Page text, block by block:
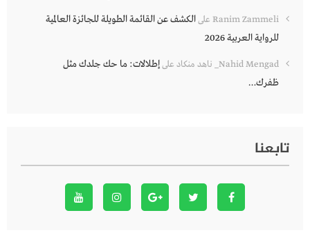
Ranim Zammeli علىالكشف عن القائمة الطويلة للجائزة العالمية
للرواية العربية 2026
Nahid Mengad_ ناهد منكاد علىإطلالات: ما حك جلدك مثل
ظفرك…
تابعنا